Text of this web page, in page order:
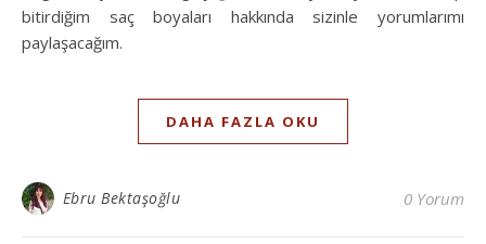
bitirdiğim saç boyaları hakkında sizinle yorumlarımı
paylaşacağım.
DAHA FAZLA OKU
Ebru Bektaşoğlu 0 Yorum